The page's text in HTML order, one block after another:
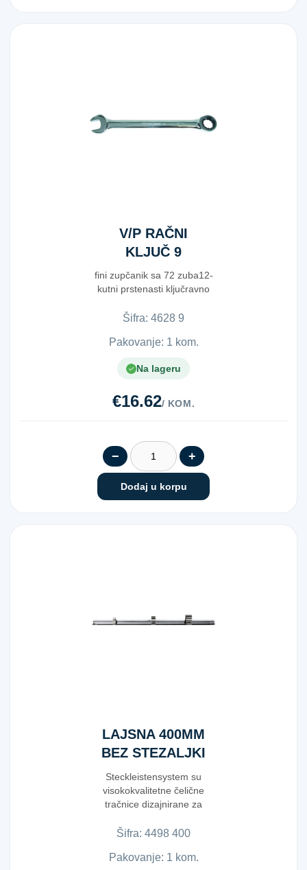
V/P RAČNI
KLJUČ 9
fini zupčanik sa 72 zuba12-
kutni prstenasti ključravno
Šifra: 4​6​2​8​ ​9​
Pakovanje: 1 kom.
Na lageru
€16.62/ KOM.
− +
Dodaj u korpu
LAJSNA 400MM
BEZ STEZALJKI
Steckleistensystem su
visokokvalitetne čelične
tračnice dizajnirane za
Šifra: 4​4​9​8​ ​4​0​0​
Pakovanje: 1 kom.